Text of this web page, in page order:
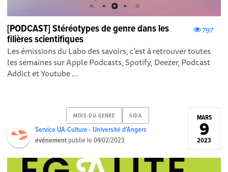
797
[PODCAST] Stéréotypes de genre dans les
filières scientifiques
Les émissions du Labo des savoirs, c'est à retrouver toutes
les semaines sur Apple Podcasts , Spotify , Deezer , Podcast
Addict et Youtube ...
MOIS-DU-GENRE SIDA
Service UA-Culture - Université d'Angers
événement publié le04/02/2023
MARS
9
2023